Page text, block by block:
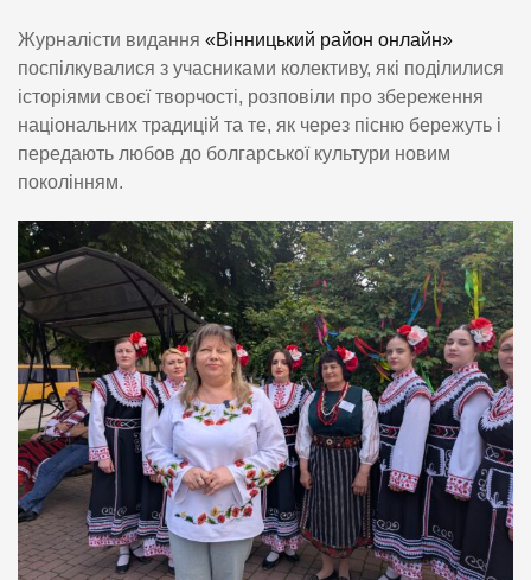
Журналісти видання «Вінницький район онлайн»
поспілкувалися з учасниками колективу, які поділилися
історіями своєї творчості, розповіли про збереження
національних традицій та те, як через пісню бережуть і
передають любов до болгарської культури новим
поколінням.